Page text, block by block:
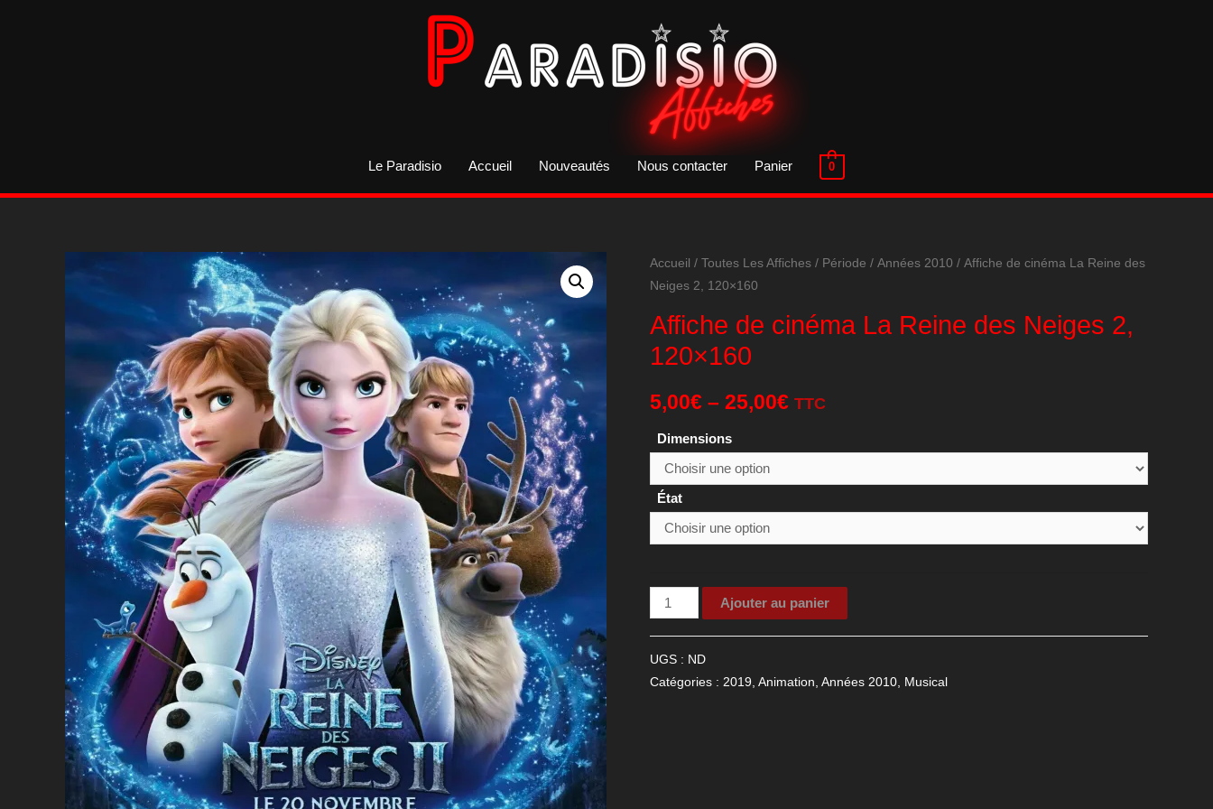
Le Paradisio Accueil Nouveautés Nous contacter Panier 0
Accueil / Toutes Les Affiches / Période / Années 2010 / Affiche de cinéma La Reine des
Neiges 2, 120×160
Affiche de cinéma La Reine des Neiges 2,
120×160
5,00€ – 25,00€ TTC
Dimensions
État
quantité
de
Ajouter au panier
UGS : ND
Catégories : 2019, Animation, Années 2010, Musical